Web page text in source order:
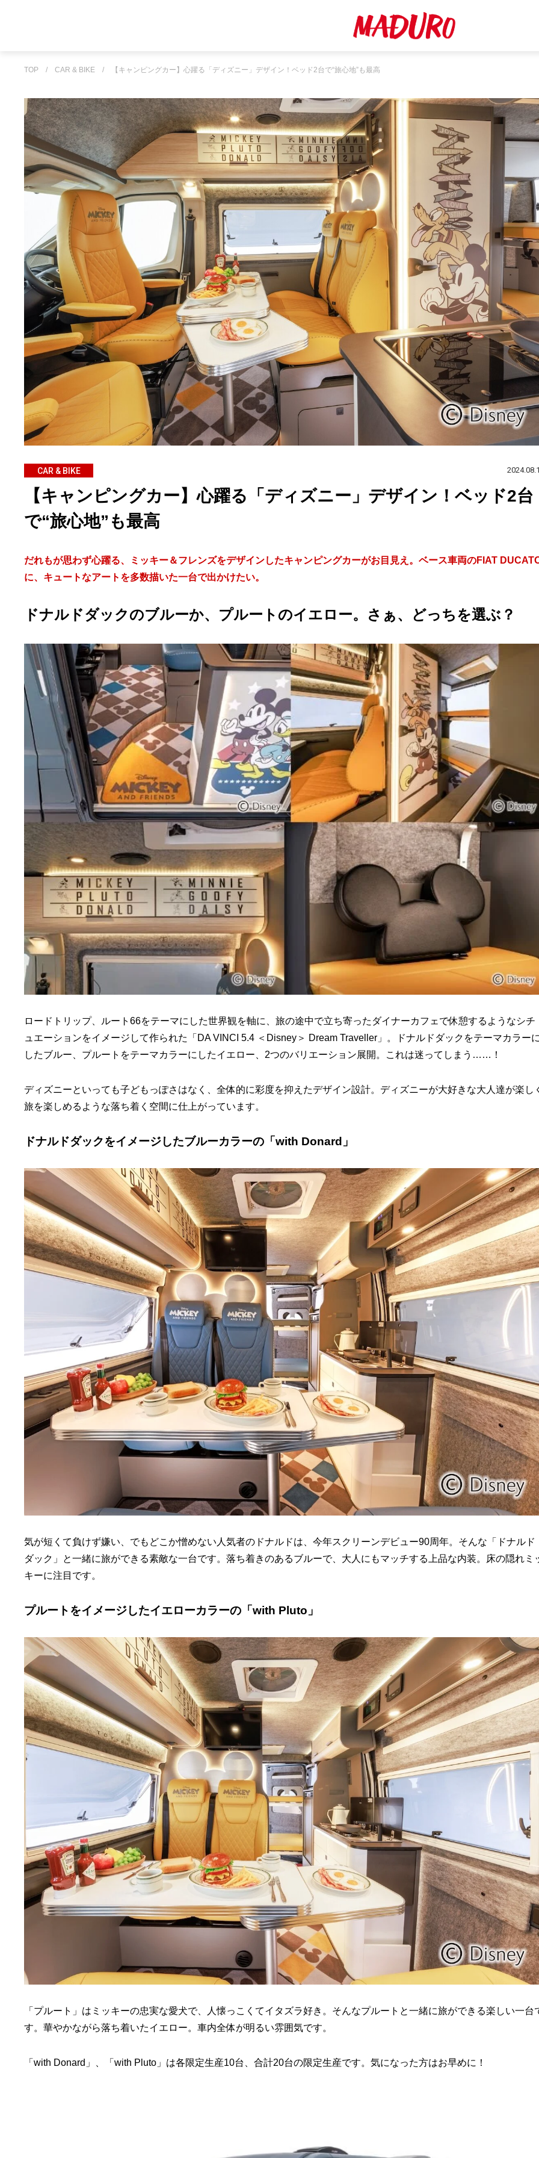
TOP / CAR & BIKE / 【キャンピングカー】心躍る「ディズニー」デザイン！ベッド2台で“旅心地”も最高
CAR & BIKE
【キャンピングカー】心躍る「ディズニー」デザイン！ベッド2台
で“旅心地”も最高
だれもが思わず心躍る、ミッキー＆フレンズをデザインしたキャンピングカーがお目見え。ベース車両のFIAT
に、キュートなアートを多数描いた一台で出かけたい。
ドナルドダックのブルーか、プルートのイエロー。さぁ、どっちを選ぶ？
ロードトリップ、ルート66をテーマにした世界観を軸に、旅の途中で立ち寄ったダイナーカフェで休憩するようなシチ
ュエーションをイメージして作られた「DA VINCI 5.4 ＜Disney＞ Dream Traveller」。ドナルドダックをテーマカラー
したブルー、プルートをテーマカラーにしたイエロー、2つのバリエーション展開。これは迷ってしまう……！
ディズニーといっても子どもっぽさはなく、全体的に彩度を抑えたデザイン設計。ディズニーが大好きな大人達が楽し
旅を楽しめるような落ち着く空間に仕上がっています。
ドナルドダックをイメージしたブルーカラーの「with Donard」
気が短くて負けず嫌い、でもどこか憎めない人気者のドナルドは、今年スクリーンデビュー90周年。そんな「ドナルド
ダック」と一緒に旅ができる素敵な一台です。落ち着きのあるブルーで、大人にもマッチする上品な内装。床の隠れミ
キーに注目です。
プルートをイメージしたイエローカラーの「with Pluto」
「プルート」はミッキーの忠実な愛犬で、人懐っこくてイタズラ好き。そんなプルートと一緒に旅ができる楽しい一台
す。華やかながら落ち着いたイエロー。車内全体が明るい雰囲気です。
「with Donard」、「with Pluto」は各限定生産10台、合計20台の限定生産です。気になった方はお早めに！